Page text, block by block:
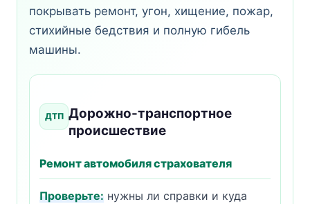
покрывать ремонт, угон, хищение, пожар,
стихийные бедствия и полную гибель
машины.
ДТП Дорожно-транспортное
происшествие
Ремонт автомобиля страхователя
Проверьте: нужны ли справки и куда